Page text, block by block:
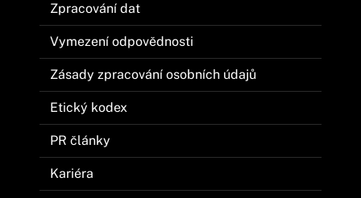
Zpracování dat
Vymezení odpovědnosti
Zásady zpracování osobních údajů
Etický kodex
PR články
Kariéra